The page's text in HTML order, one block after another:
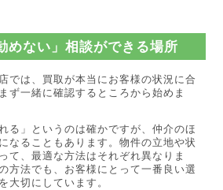
めない」相談ができる場所
では、買取が本当にお客様の状況に合
ず一緒に確認するところから始めま
る」というのは確かですが、仲介のほ
なることもあります。物件の立地や状
て、最適な方法はそれぞれ異なりま
方法でも、お客様にとって一番良い選
大切にしています。